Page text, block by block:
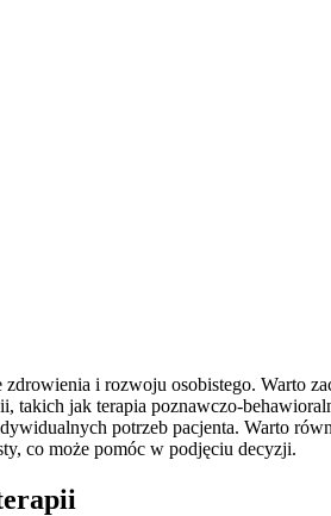
i rozwoju osobistego. Warto
jak terapia poznawczo-
potrzeb pacjenta. Warto
co może pomóc w podjęciu decyzji.